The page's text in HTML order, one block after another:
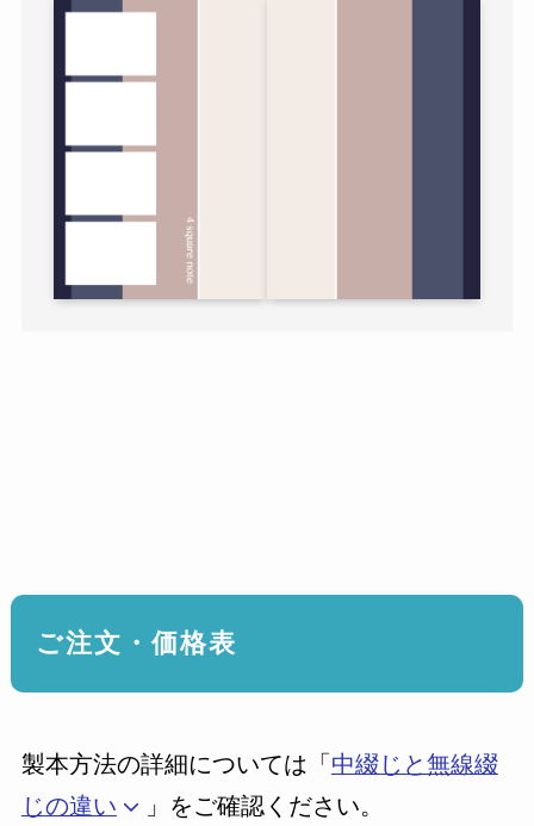
ご注文・価格表
製本方法の詳細については「 中綴じと無線綴
じの違い
」をご確認ください。